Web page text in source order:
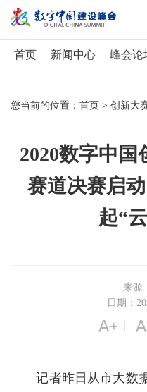
首页 新闻中心 峰会论
您当前的位置： 首页 > 创新大
2020数字中
赛道决赛启
起“
来源
日期：
记者昨日从市大数据